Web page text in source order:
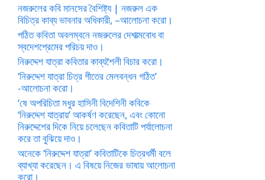
নজরুলের কবি মানসের বৈশিষ্ট্য | নজরুল এক
বিচিত্র কাব্য ভাবনার অধিকারী, –আলোচনা করো।
পঠিত কবিতা অবলম্বনে নজরুলের দেশাত্মবোধ বা
স্বদেশপ্রেমের পরিচয় দাও।
নিরুদ্দেশ যাত্রা কবিতার কাব্যশৈলী বিচার করো।
‘নিরুদ্দেশ যাত্রা চিত্র গীতের মেলবন্ধন গঠিত’
-আলোচনা করো।
‘ষে অপরিচিতা মধুর হাসিনী বিদেশিনী কবিকে
‘নিরুদ্দেশ যাত্রায়’ আকর্ষণ করেছেন, এবং কোনো
নিরুদ্দেশের দিকে নিয়ে চলেছেন কবিতাটি পর্যালোচনা
করে তা বুঝিয়ে দাও।
অনেকে ‘নিরুদ্দেশ যাত্রা’ কবিতাটিকে চিত্রধর্মী বলে
ব্যাখ্যা করেছেন। এ বিষয়ে নিজের ভাষায় আলোচনা
করো।